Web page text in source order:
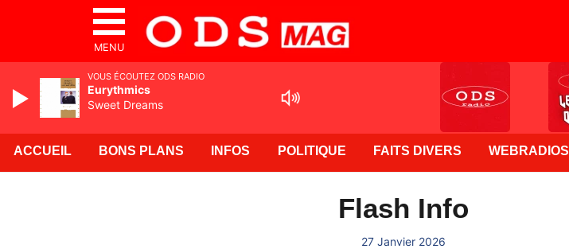
MENU
ACCUEIL BONS PLANS INFOS POLITIQUE FAITS DIVERS WEBRADIOS
Flash Info
27 Janvier 2026
VOUS ÉCOUTEZ ODS RADIO
Eurythmics
Sweet Dreams